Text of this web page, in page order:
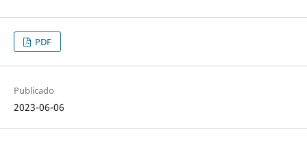
PDF
Publicado
2023-06-06